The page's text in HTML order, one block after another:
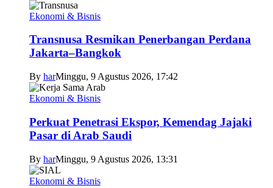
Ekonomi & Bisnis
Transnusa Resmikan Penerbangan Perdana
Jakarta–Bangkok
By harMinggu, 9 Agustus 2026, 17:42
Ekonomi & Bisnis
Perkuat Penetrasi Ekspor, Kemendag Jajaki
Pasar di Arab Saudi
By harMinggu, 9 Agustus 2026, 13:31
Ekonomi & Bisnis